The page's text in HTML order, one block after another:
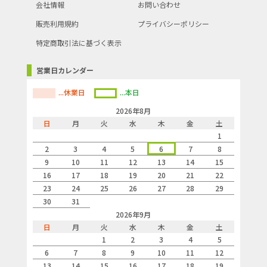
会社情報
お問い合わせ
販売利用規約
プライバシーポリシー
特定商取引法に基づく表示
営業日カレンダー
...休業日
...本日
2026年8月
日
月 火 水 木 金
土
1
2
3 4 5 6 7
8
9
10 11 12 13 14
15
16
17 18 19 20 21
22
23
24 25 26 27 28
29
30
31
2026年9月
日
月 火 水 木 金
土
1
2 3 4
5
6
7 8 9 10 11
12